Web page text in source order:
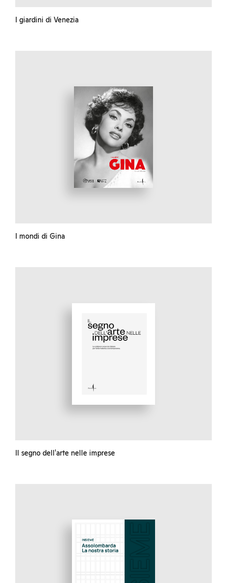
I giardini di Venezia
I mondi di Gina
Il segno dell'arte nelle imprese